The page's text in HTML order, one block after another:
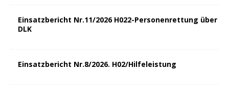
Einsatzbericht Nr.11/2026 H022-Personenrettung über
DLK
Einsatzbericht Nr.8/2026. H02/Hilfeleistung